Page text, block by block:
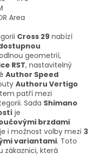
Area
Cross 29 nabízí
geometrií,
RST, nastavitelný
Author Speed
Authoru Vertigo
patří mezi
Sada Shimano
je
brzdami
i možnost volby mezi 3
variantami. Toto
zákaznici, která